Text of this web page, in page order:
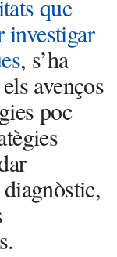
que
investigar
, s’ha
avenços
poc